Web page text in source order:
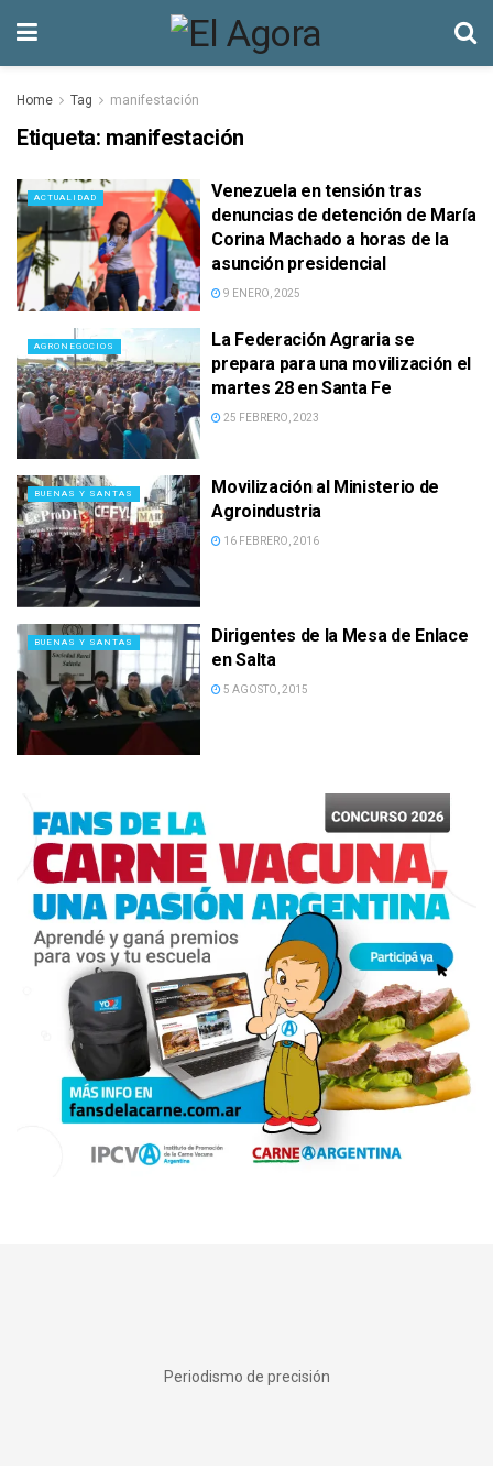
Home Tag manifestación
Etiqueta: manifestación
ACTUALIDAD
Venezuela en tensión tras
denuncias de detención de María
Corina Machado a horas de la
asunción presidencial
9 ENERO, 2025
AGRONEGOCIOS
La Federación Agraria se
prepara para una movilización el
martes 28 en Santa Fe
25 FEBRERO, 2023
BUENAS Y SANTAS
Movilización al Ministerio de
Agroindustria
16 FEBRERO, 2016
BUENAS Y SANTAS
Dirigentes de la Mesa de Enlace
en Salta
5 AGOSTO, 2015
Periodismo de precisión